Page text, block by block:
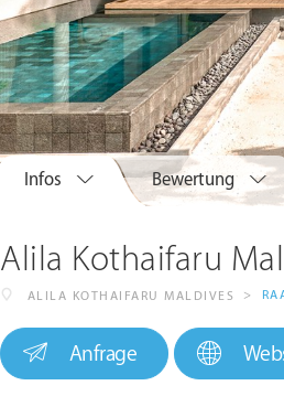
Infos Bewertung
Alila Kothaifaru
ALILA KOTHAIFARU MALDIVES >
Anfrage